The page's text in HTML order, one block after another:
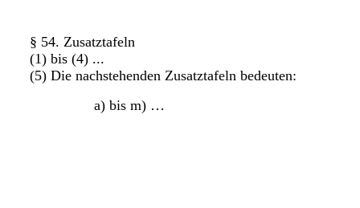
§ 54. Zusatztafeln
(1) bis (4) ...
(5) Die nachstehenden Zusatztafeln bedeuten:
a) bis m) …